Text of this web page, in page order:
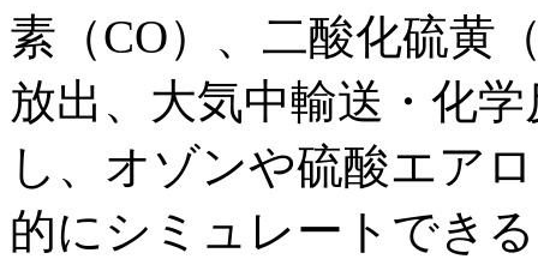
素（CO）、二酸化硫黄
放出、大気中輸送・化
し、オゾンや硫酸エア
的にシミュレートでき